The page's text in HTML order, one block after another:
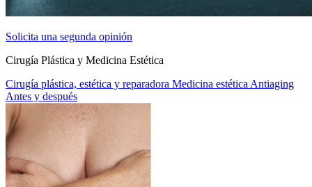
Solicita una segunda opinión
Cirugía Plástica y Medicina Estética
Cirugía plástica, estética y reparadora Medicina estética Antiaging
Antes y después